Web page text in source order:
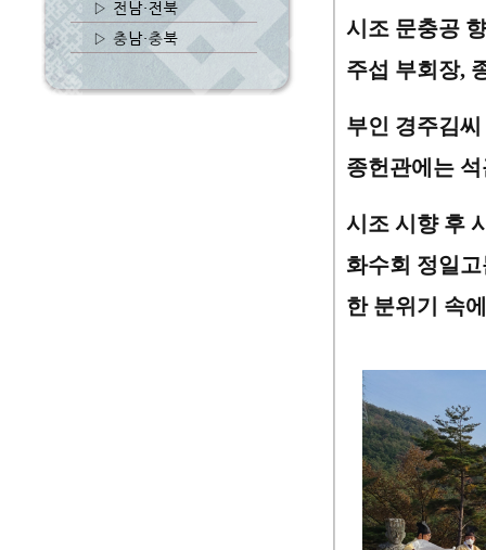
시조 문충공
주섭 부회장,
부인 경주김
종헌관에는
시조 시향 후
화수회 정일고
한 분위기 속